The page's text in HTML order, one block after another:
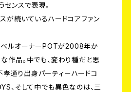
センスで表現。
が続いているハードコアファン
ベルオーナーPOTが2008年か
作品。中でも、変わり種だと思
通り出身パーティーハードコ
、そして中でも異色なのは、三